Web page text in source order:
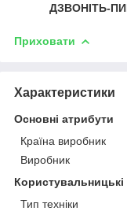
ДЗВОНІТЬ-
Приховати
Характеристики
Основні атрибути
Країна виробник
Виробник
Користувальницькі
Тип техніки